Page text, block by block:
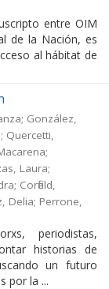
entre OIM
de la Nación, es
al hábitat de
González,
Quercetti,
Laura;
Corfield,
Delia; Perrone,
periodistas,
historias de
un futuro
por la ...